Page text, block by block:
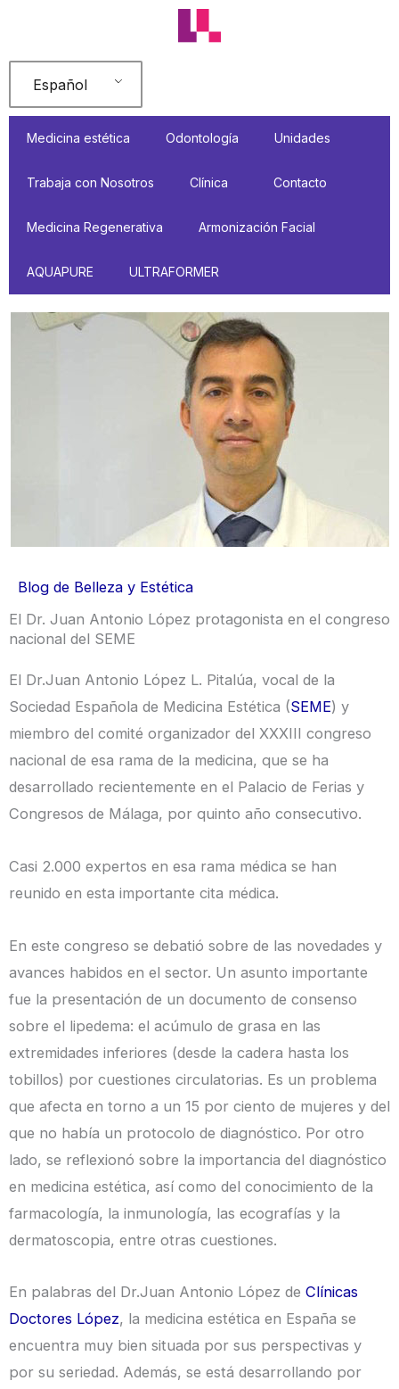
contenido
Español
Medicina estética Odontología Unidades
Trabaja con Nosotros Clínica Contacto
Medicina Regenerativa Armonización Facial
AQUAPURE ULTRAFORMER
Blog de Belleza y Estética
El Dr. Juan Antonio López protagonista en el congreso
nacional del SEME
El Dr.Juan Antonio López L. Pitalúa, vocal de la
Sociedad Española de Medicina Estética (SEME) y
miembro del comité organizador del XXXIII congreso
nacional de esa rama de la medicina, que se ha
desarrollado recientemente en el Palacio de Ferias y
Congresos de Málaga, por quinto año consecutivo.
Casi 2.000 expertos en esa rama médica se han
reunido en esta importante cita médica.
En este congreso se debatió sobre de las novedades y
avances habidos en el sector. Un asunto importante
fue la presentación de un documento de consenso
sobre el lipedema: el acúmulo de grasa en las
extremidades inferiores (desde la cadera hasta los
tobillos) por cuestiones circulatorias. Es un problema
que afecta en torno a un 15 por ciento de mujeres y del
que no había un protocolo de diagnóstico. Por otro
lado, se reflexionó sobre la importancia del diagnóstico
en medicina estética, así como del conocimiento de la
farmacología, la inmunología, las ecografías y la
dermatoscopia, entre otras cuestiones.
En palabras del Dr.Juan Antonio López de Clínicas
Doctores López, la medicina estética en España se
encuentra muy bien situada por sus perspectivas y
por su seriedad. Además, se está desarrollando por